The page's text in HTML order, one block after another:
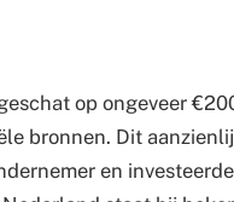
op ongeveer
bronnen. Dit
en